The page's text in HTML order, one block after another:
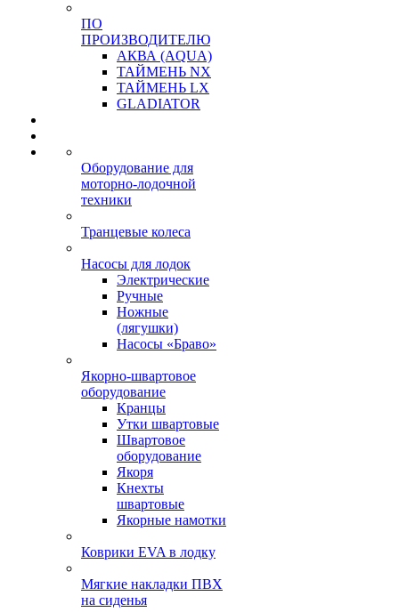
ПО
ПРОИЗВОДИТЕЛЮ
АКВА (AQUA)
ТАЙМЕНЬ NX
ТАЙМЕНЬ LX
GLADIATOR
Оборудование для
моторно-лодочной
техники
Транцевые колеса
Насосы для лодок
Электрические
Ручные
Ножные
(лягушки)
Насосы «Браво»
Якорно-швартовое
оборудование
Кранцы
Утки швартовые
Швартовое
оборудование
Якоря
Кнехты
швартовые
Якорные намотки
Коврики EVA в лодку
Мягкие накладки ПВХ
на сиденья